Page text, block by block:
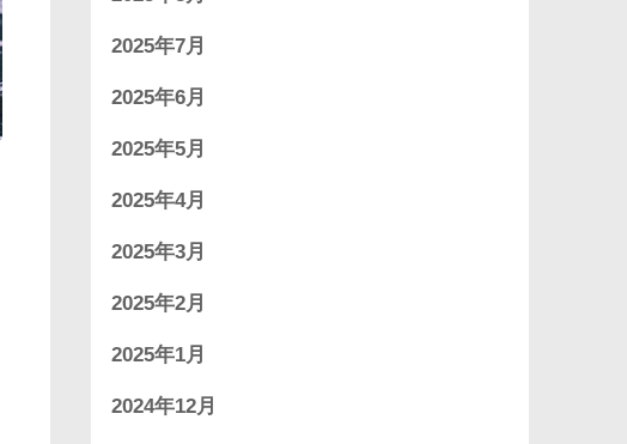
2025年7月
2025年6月
2025年5月
2025年4月
2025年3月
2025年2月
2025年1月
2024年12月